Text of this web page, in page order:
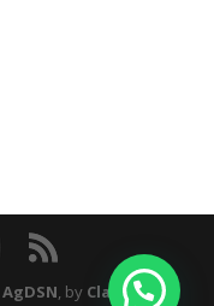
AgDSN, by Claudio